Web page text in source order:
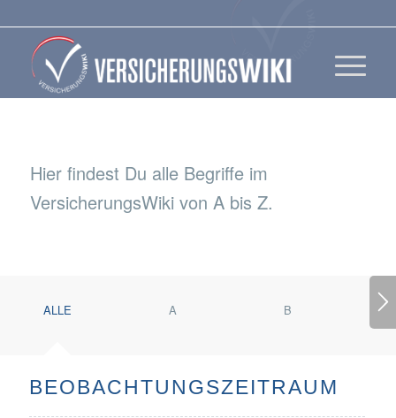
Hier findest Du alle Begriffe im
VersicherungsWiki von A bis Z.
ALLE A B
BEOBACHTUNGSZEITRAUM